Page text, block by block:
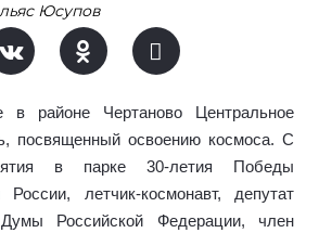
Юсупов
районе Чертаново Центральное
посвященный освоению космоса. С
в парке 30-летия Победы
России, летчик-космонавт, депутат
Думы Российской Федерации, член